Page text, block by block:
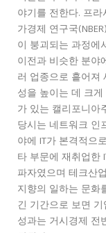
야기를 전한다. 프
가경제 연구국
이 붕괴되는 과정에
이전과 비슷한 분야
러 업종으로 흩어져
성을 높이는 데 크
가 있는 캘리포니아
당시는 네트워크 인
야에 IT가 본격적으
타 부문에 재취업한
파자였으며 테크산
지향의 일하는 문화
긴 기간으로 보면
성과는 거시경제 전